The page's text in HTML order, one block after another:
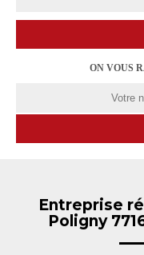
ON VOUS
Entreprise
Poligny